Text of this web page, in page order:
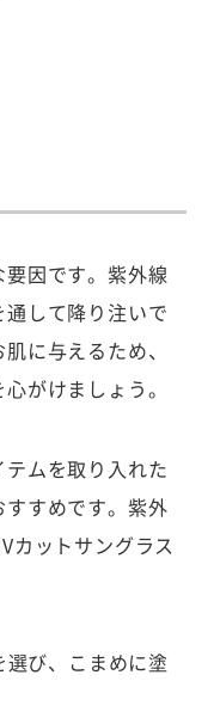
因です。紫外線
して降り注いで
に与えるため、
がけましょう。
ムを取り入れた
すめです。紫外
カットサングラス
び、こまめに塗